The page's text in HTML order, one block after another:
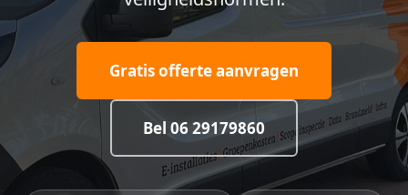
Gratis offerte aanvragen
Bel 06 29179860